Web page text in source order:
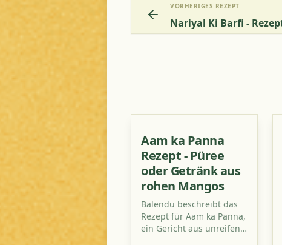
VORHERIGES REZEPT
Aam ka Panna
Rezept - Püree
oder Getränk aus
rohen Mangos
Balendu beschreibt das
Rezept für Aam ka Panna,
ein Gericht aus unreifen